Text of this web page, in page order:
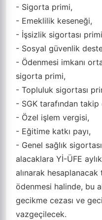
- Sigorta primi,
- Emeklilik keseneği,
- İşsizlik sigortası
- Sosyal güvenlik
- Ödenmesi imkanı
sigorta primi,
- Topluluk sigortası
- SGK tarafından
- Özel işlem vergisi,
- Eğitime katkı payı,
- Genel sağlık
alacaklara Yİ-ÜFE
alınarak
ödenmesi halinde, bu
gecikme cezası ve
vazgeçilecek.